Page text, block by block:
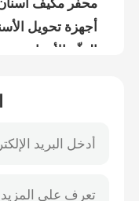
اتصل بنا
القضايا
الحفارات الغيار